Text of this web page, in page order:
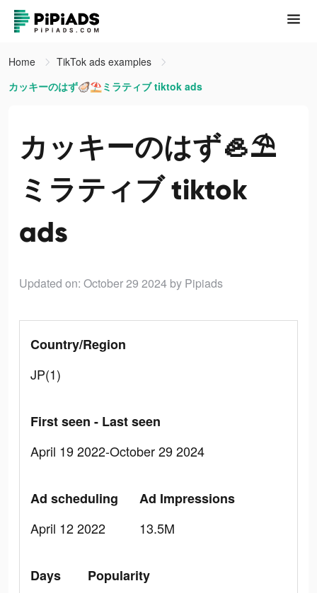
Home
TikTok ads examples
カッキーのはず🦪⛱ミラティブ tiktok ads
カッキーのはず🦪⛱
ミラティブ tiktok
ads
Updated on: October 29 2024 by Pipiads
Country/Region
JP(1)
First seen - Last seen
April 19 2022-October 29 2024
Ad scheduling
April 12 2022
Ad Impressions
13.5M
Days
Popularity